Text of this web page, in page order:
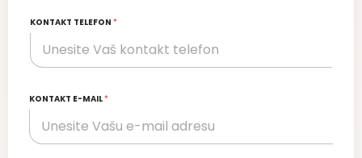
KONTAKT TELEFON *
KONTAKT E-MAIL*